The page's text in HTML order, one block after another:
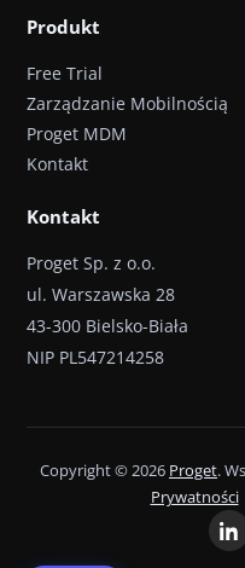
Produkt
Free Trial
Zarządzanie Mobilnością
Proget MDM
Kontakt
Kontakt
Proget Sp. z o.o.
ul. Warszawska 28
43-300 Bielsko-Biała
NIP PL547214258
Copyright © 2026 Proget.
Prywatności